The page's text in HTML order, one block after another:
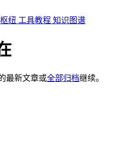
纽 工具教程 知识图谱
最新文章或全部归档继续。